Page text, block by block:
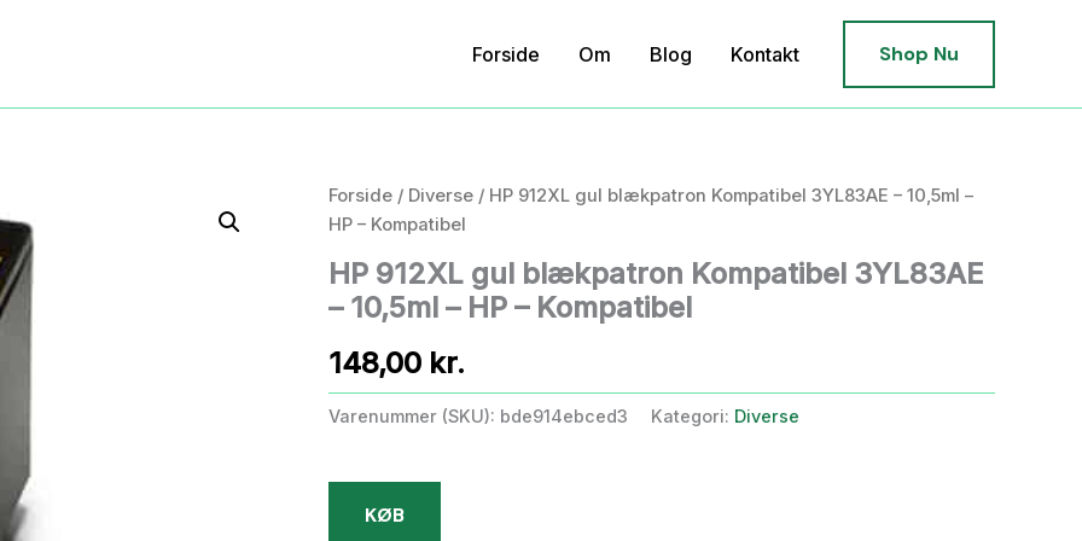
Forside Om Blog Kontakt Shop Nu
Forside / Diverse / HP 912XL gul blækpatron Kompatibel 3YL83AE – 10,5ml –
HP – Kompatibel
HP 912XL gul blækpatron Kompatibel 3YL83AE
– 10,5ml – HP – Kompatibel
148,00 kr.
Varenummer (SKU): bde914ebced3 Kategori: Diverse
KØB